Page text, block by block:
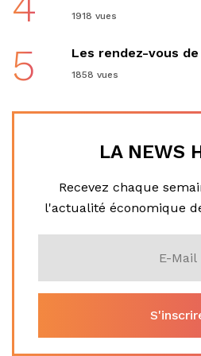
1918 vues
5 Les rendez-vous
1858 vues
LA NEWS
Recevez chaque
l'actualité économique